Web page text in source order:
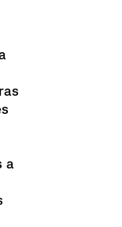
a